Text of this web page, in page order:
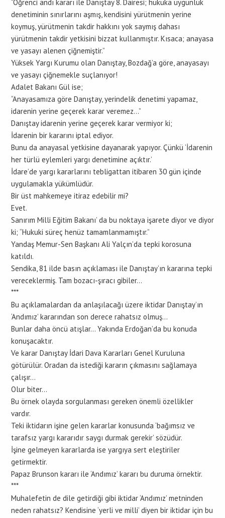
“Öğrenci andı kararı ile Danıştay 8. Dairesi; hukuka uygunluk
denetiminin sınırlarını aşmış, kendisini yürütmenin yerine
koymuş, yürütmenin takdir hakkını yok saymış dahası
yürütmenin takdir yetkisini bizzat kullanmıştır. Kısaca; anayasa
ve yasayı alenen çiğnemiştir.”
Yüksek Yargı Kurumu olan Danıştay, Bozdağ’a göre, anayasayı
ve yasayı çiğnemekle suçlanıyor!
Adalet Bakanı Gül ise;
“Anayasamıza göre Danıştay, yerindelik denetimi yapamaz,
idarenin yerine geçerek karar veremez…”
Danıştay idarenin yerine geçerek karar vermiyor ki;
İdarenin bir kararını iptal ediyor.
Bunu da anayasal yetkisine dayanarak yapıyor. Çünkü ‘İdarenin
her türlü eylemleri yargı denetimine açıktır.’
İdare’de yargı kararlarını tebligattan itibaren 30 gün içinde
uygulamakla yükümlüdür.
Bir üst mahkemeye itiraz edebilir mi?
Evet.
Sanırım Milli Eğitim Bakanı’ da bu noktaya işarete diyor ve diyor
ki; “Hukuki süreç henüz tamamlanmamıştır.”
Yandaş Memur-Sen Başkanı Ali Yalçın’da tepki korosuna
katıldı.
Sendika, 81 ilde basın açıklaması ile Danıştay’ın kararına tepki
vereceklermiş. Tam bozacı-şıracı gibiler…
***
Bu açıklamalardan da anlaşılacağı üzere iktidar Danıştay’ın
‘Andımız’ kararından son derece rahatsız olmuş…
Bunlar daha öncü atışlar… Yakında Erdoğan’da bu konuda
konuşacaktır.
Ve karar Danıştay İdari Dava Kararları Genel Kuruluna
götürülür. Oradan da istediği kararın çıkmasını sağlamaya
çalışır…
Olur biter…
Bu örnek olayda sorgulanması gereken önemli özellikler
vardır.
Teki iktidarın işine gelen kararlar konusunda ‘bağımsız ve
tarafsız yargı kararıdır saygı durmak gerekir’ sözüdür.
İşine gelmeyen kararlarda ise yargıya sert eleştiriler
getirmektir.
Papaz Brunson kararı ile ‘Andımız’ kararı bu duruma örnektir.
***
Muhalefetin de dile getirdiği gibi iktidar ‘Andımız’ metninden
neden rahatsız? Kendisine ‘yerli ve milli’ diyen bir iktidar için bu